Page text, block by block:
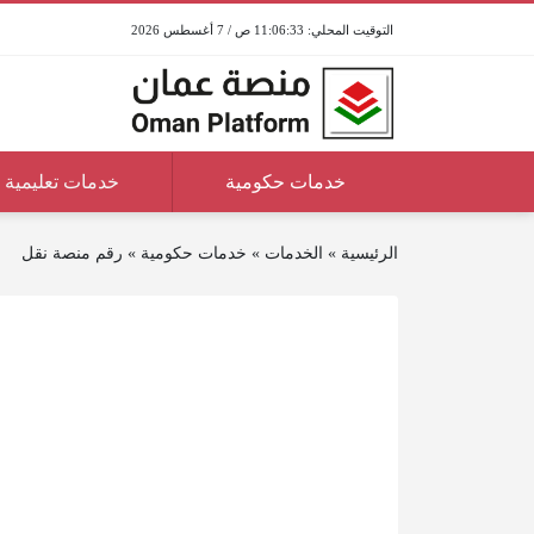
11:06:33 ص / 7 أغسطس 2026
خدمات حكومية خدمات تعليمية
الرئيسية » الخدمات » خدمات حكومية » رقم منصة نقل